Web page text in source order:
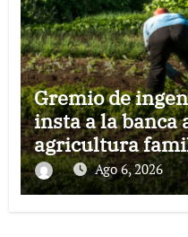
Gremio de
insta a la banca
agricultura
Ago 6, 2026